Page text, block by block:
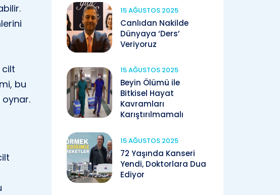
cilt
bu
oynar.
15 AĞUSTOS 2025
Canlıdan Nakilde
Dünyaya ‘Ders’
Veriyoruz
15 AĞUSTOS 2025
Beyin Ölümü ile
Bitkisel Hayat
Kavramları
Karıştırılmamalı
15 AĞUSTOS 2025
72 Yaşında Kanseri
Yendi, Doktorlara Dua
Ediyor